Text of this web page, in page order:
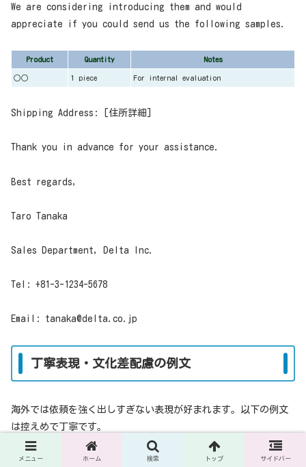
We are considering introducing them and would
appreciate if you could send us the following samples.
Product Quantity Notes
○○ 1 piece For internal evaluation
Shipping Address: [住所詳細]
Thank you in advance for your assistance.
Best regards,
Taro Tanaka
Sales Department, Delta Inc.
Tel: +81-3-1234-5678
Email: tanaka@delta.co.jp
丁寧表現・文化差配慮の例文
海外では依頼を強く出しすぎない表現が好まれます。以下の例文
は控えめで丁寧です。
Subject: Request for Samples of Your Products
メニュー ホーム 検索 トップ サイドバー